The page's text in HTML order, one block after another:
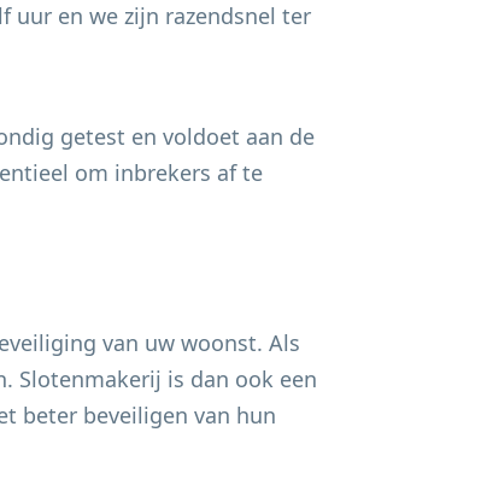
uur en we zijn razendsnel ter
getest en voldoet aan de
om inbrekers af te
van uw woonst. Als
Slotenmakerij is dan ook een
beter beveiligen van hun